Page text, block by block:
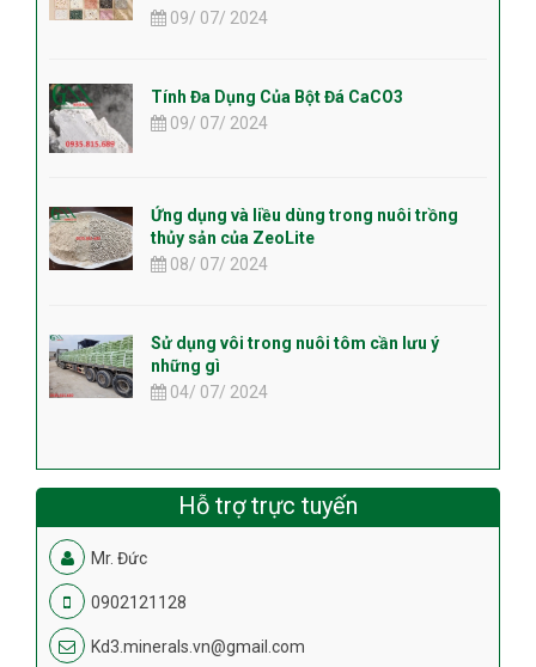
09/ 07/ 2024
Tính Đa Dụng Của Bột Đá CaCO3
09/ 07/ 2024
Ứng dụng và liều dùng trong nuôi trồng
thủy sản của ZeoLite
08/ 07/ 2024
Sử dụng vôi trong nuôi tôm cần lưu ý
những gì
04/ 07/ 2024
Hỗ trợ trực tuyến
Mr. Đức
0902121128
Kd3.minerals.vn@gmail.com